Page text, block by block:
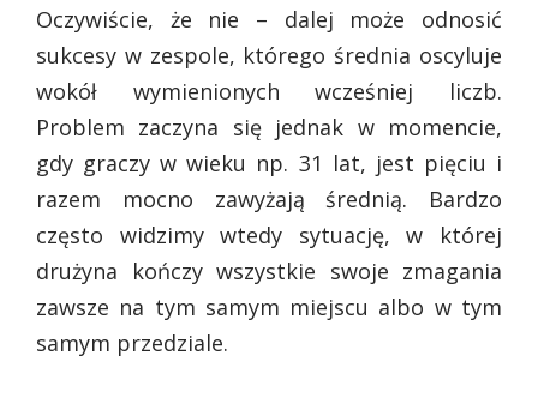
Oczywiście, że nie – dalej może odnosić
sukcesy w zespole, którego średnia oscyluje
wokół wymienionych wcześniej liczb.
Problem zaczyna się jednak w momencie,
gdy graczy w wieku np. 31 lat, jest pięciu i
razem mocno zawyżają średnią. Bardzo
często widzimy wtedy sytuację, w której
drużyna kończy wszystkie swoje zmagania
zawsze na tym samym miejscu albo w tym
samym przedziale.